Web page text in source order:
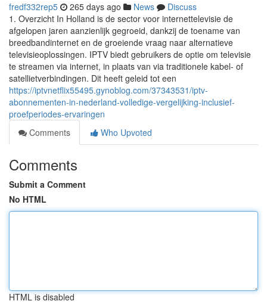
fredf332rep5 265 days ago News
Discuss
1. Overzicht In Holland is de sector voor internettelevisie de
afgelopen jaren aanzienlijk gegroeid, dankzij de toename van
breedbandinternet en de groeiende vraag naar alternatieve
televisieoplossingen. IPTV biedt gebruikers de optie om televisie
te streamen via internet, in plaats van via traditionele kabel- of
satellietverbindingen. Dit heeft geleid tot een
https://iptvnetflix55495.gynoblog.com/37343531/iptv-
abonnementen-in-nederland-volledige-vergelijking-inclusief-
proefperiodes-ervaringen
Comments
Who Upvoted
Comments
Submit a Comment
No HTML
HTML is disabled